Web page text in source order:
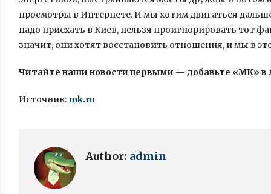
просмотры в Интернете. И мы хотим двигаться
надо приехать в Киев, нельзя проигнорировать тот
значит, они хотят восстановить отношения, и мы в
Читайте наши новости первыми — добавьте «МК» в
Источник: mk.ru
Author: admin